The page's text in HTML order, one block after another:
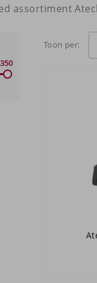
assortiment
Toon per: